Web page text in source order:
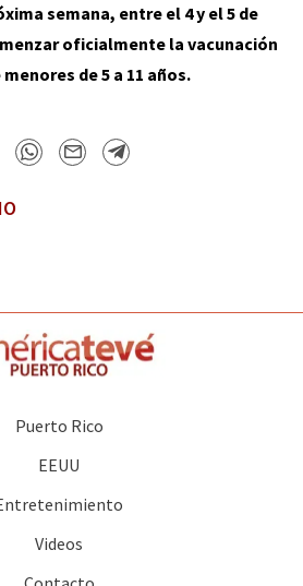
semana, entre el 4 y el 5 de
oficialmente la vacunación
de 5 a 11 años.
Puerto Rico
EEUU
Videos